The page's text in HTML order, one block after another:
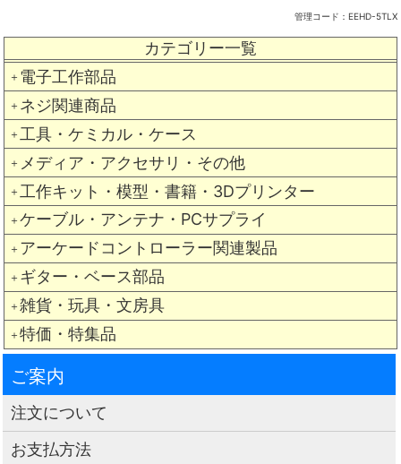
カテゴリー一覧
＋ 電子工作部品
＋ ネジ関連商品
＋ 工具・ケミカル・ケース
＋ メディア・アクセサリ・その他
＋ 工作キット・模型・書籍・3Dプリンター
＋ ケーブル・アンテナ・PCサプライ
＋ アーケードコントローラー関連製品
＋ ギター・ベース部品
＋ 雑貨・玩具・文房具
＋ 特価・特集品
管理コード： EEHD-5TLX
ご案内
注文について
お支払方法